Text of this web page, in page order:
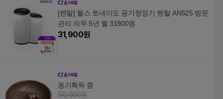
[렌탈] 웰스 토네이도 공기청정기 렌탈 AN525 방문
관리 의무 5년 월 31900원
31,900원
옹기확독 중
50,000원